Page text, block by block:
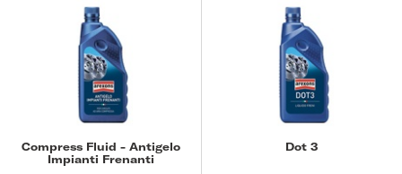
Compress Fluid - Antigelo
Impianti Frenanti
Dot 3